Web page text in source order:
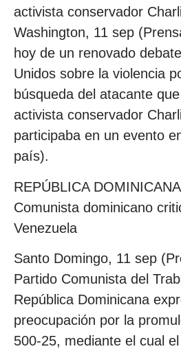
activista conservador
Washington, 11 sep
hoy de un renovado
Unidos sobre la violencia
búsqueda del atacante
activista conservador
participaba en un evento
país).
REPÚBLICA
Comunista dominicano
Venezuela
Santo Domingo, 11 sep
Partido Comunista del
República Dominicana
preocupación por la
500-25, mediante el cual